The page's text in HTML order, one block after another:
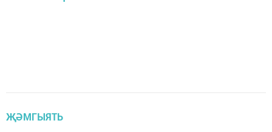
ҖӘМГЫЯТЬ